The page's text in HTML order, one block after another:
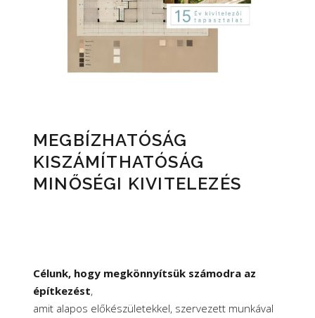
MEGBÍZHATÓSÁG
KISZÁMÍTHATÓSÁG
MINŐSÉGI KIVITELEZÉS
Célunk, hogy megkönnyítsük számodra az
építkezést,
amit alapos előkészületekkel, szervezett munkával